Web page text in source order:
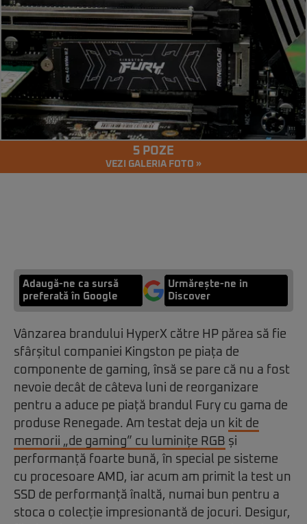
5 POZE
VEZI GALERIA FOTO »
Adaugă-ne ca sursă
preferată în Google
Urmărește-ne in
Discover
Vânzarea brandului HyperX către HP părea să fie
sfârșitul companiei Kingston pe piața de
componente de gaming, însă se pare că nu a fost
nevoie decât de câteva luni de reorganizare
pentru a aduce pe piață brandul Fury cu gama de
produse Renegade. Am testat deja un kit de
memorii „de gaming” cu luminițe RGB și
performanță foarte bună, în special pe sisteme
cu procesoare AMD, iar acum am primit la test un
SSD de performanță înaltă, numai bun pentru a
stoca o colecție impresionantă de jocuri. Desigur,